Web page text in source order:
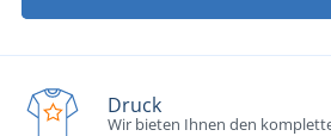
Druck
Wir bieten Ihnen den